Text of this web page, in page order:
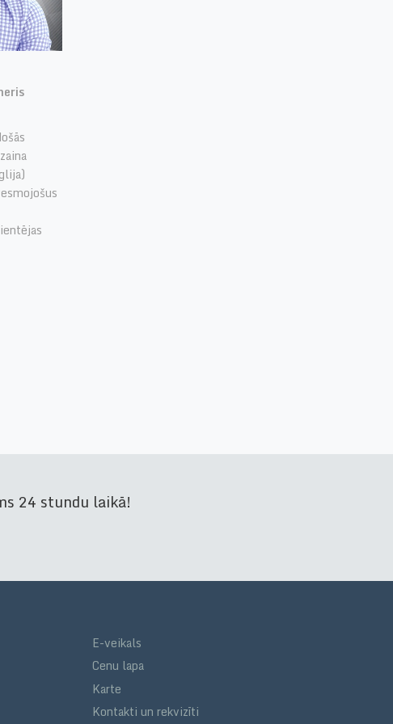
24 stundu laikā!
E-veikals
Cenu lapa
Karte
Kontakti un rekvizīti